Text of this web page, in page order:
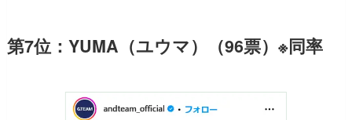
第7位：YUMA（ユウマ）（96票）※同率